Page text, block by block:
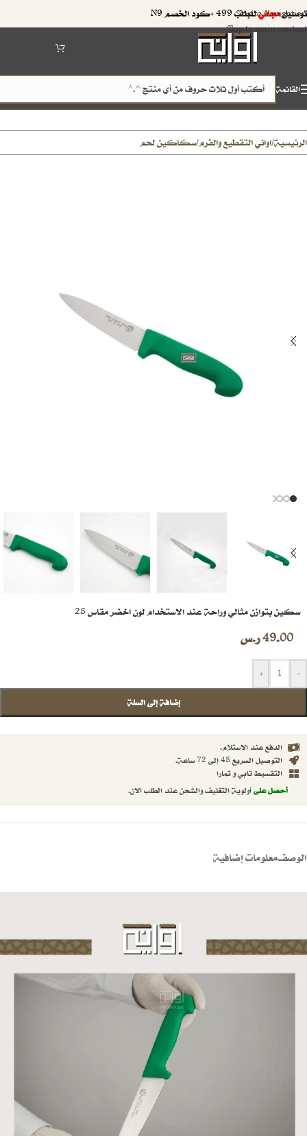
Skip to navigation
Skip to main content
توصيلمجانيللطلب 499 +كود الخصم N9
القائمة
الرئيسية/اواني التقطيع والفرم/سكاكين لحم
سكين بتوازن مثالي وراحة عند الاستخدام لون اخضر مقاس 28
49.00ر.س
-
+
إضافة إلى السلة
الدفع عند الاستلام.
التوصيل السريع 48 إلى 72 ساعة.
التقسيط تابي و تمارا
أحصل علىأولوية التغليف والشحن عند الطلب الان.
الوصفمعلومات إضافية